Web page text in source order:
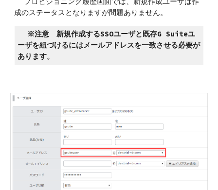
成のステータスとなりますが問題ありません。
※注意　新規作成するSSOユーザと既存G Suiteユ
ーザを紐づけるにはメールアドレスを一致させる必要が
あります。